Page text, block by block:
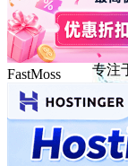
DMIT
专注
FastMoss